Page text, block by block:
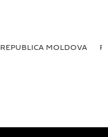
REPUBLICA MOLDOVA